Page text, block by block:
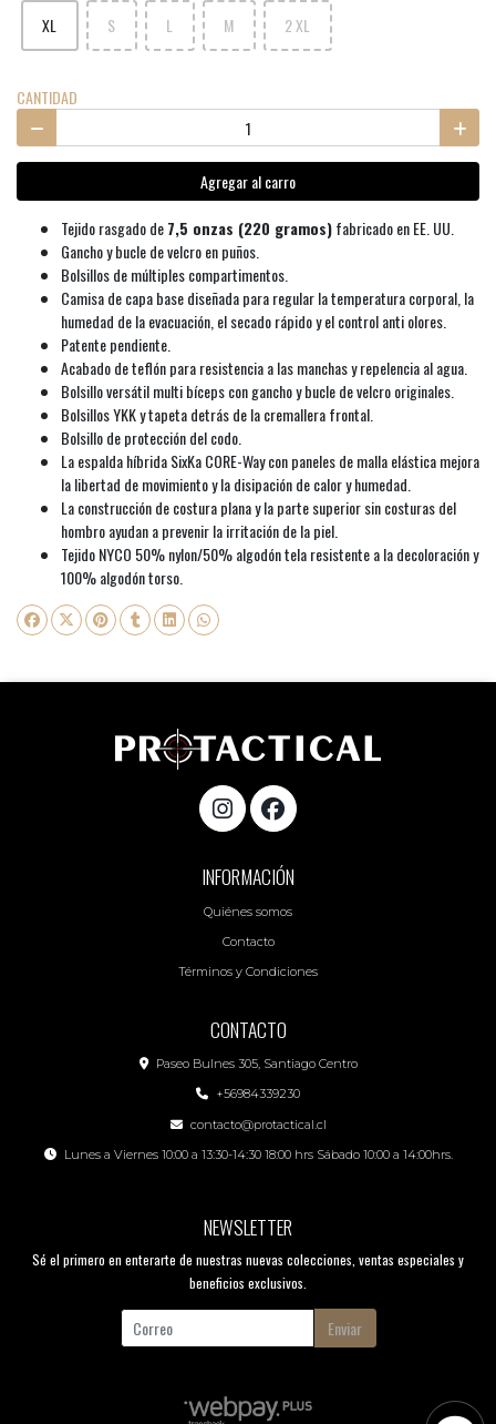
XL
S L M 2 XL
CANTIDAD
Agregar al carro
Tejido rasgado de7,5 onzas (220 gramos)fabricado en EE. UU.
Gancho y bucle de velcro en puños.
Bolsillos de múltiples compartimentos.
Camisa de capa base diseñada para regular la temperatura corporal, la
humedad de la evacuación, el secado rápido y el control anti olores.
Patente pendiente.
Acabado de teflón para resistencia a las manchas y repelencia al agua.
Bolsillo versátil multi bíceps con gancho y bucle de velcro originales.
Bolsillos YKK y tapeta detrás de la cremallera frontal.
Bolsillo de protección del codo.
La espalda híbrida SixKa CORE-Way con paneles de malla elástica mejora
la libertad de movimiento y la disipación de calor y humedad.
La construcción de costura plana y la parte superior sin costuras del
hombro ayudan a prevenir la irritación de la piel.
Tejido NYCO 50% nylon/50% algodón tela resistente a la decoloración y
100% algodón torso.
INFORMACIÓN
Quiénes somos
Contacto
Términos y Condiciones
CONTACTO
Paseo Bulnes 305, Santiago Centro
+56984339230
contacto@protactical.cl
Lunes a Viernes 10:00 a 13:30-14:30 18:00 hrs Sábado 10:00 a 14:00hrs.
NEWSLETTER
Sé el primero en enterarte de nuestras nuevas colecciones, ventas especiales y
beneficios exclusivos.
Enviar